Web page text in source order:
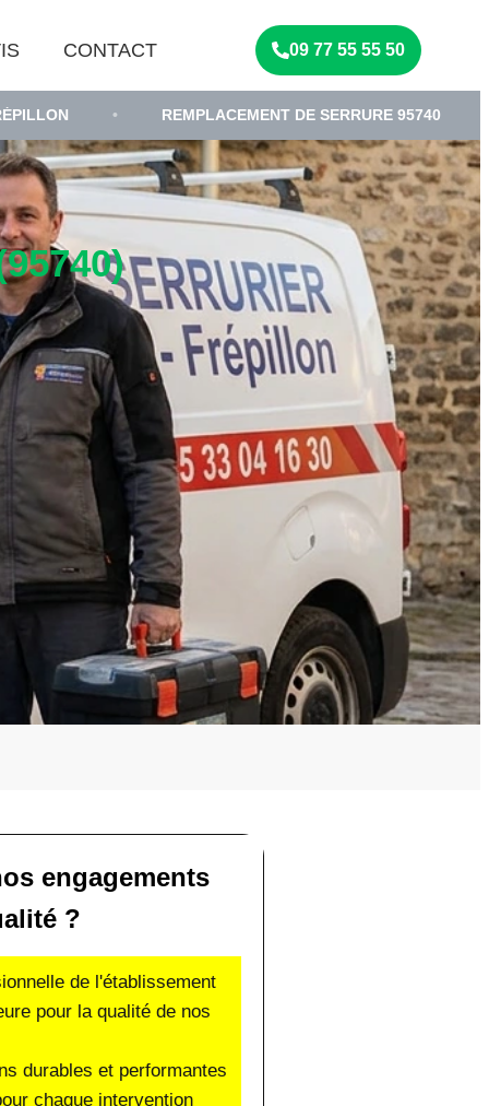
CONTACT 09 77 55 55 50
REMPLACEMENT DE SERRURE 95740 •
engagements
?
de l'établissement
pour la qualité de nos
durables et performantes
chaque intervention